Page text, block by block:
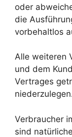
oder
die
vorbehaltlos
Alle weiteren
und dem
Vertrages
Verbraucher
sind